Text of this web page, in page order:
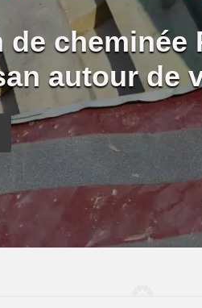
de cheminée
autour de